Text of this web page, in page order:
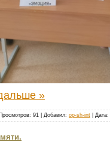
»
Просмотров: 91 Добавил: op-sh-int Дата: